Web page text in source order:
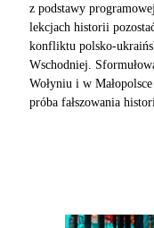
z podstawy
lekcjach historii
konfliktu polsko-
Wschodniej.
Wołyniu i w
próba fałszowania